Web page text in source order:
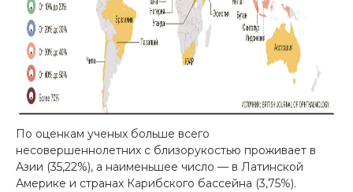
По оценкам ученых больше всего
несовершеннолетних с близорукостью проживает в
Азии (35,22%), а наименьшее число — в Латинской
Америке и странах Карибского бассейна (3,75%).